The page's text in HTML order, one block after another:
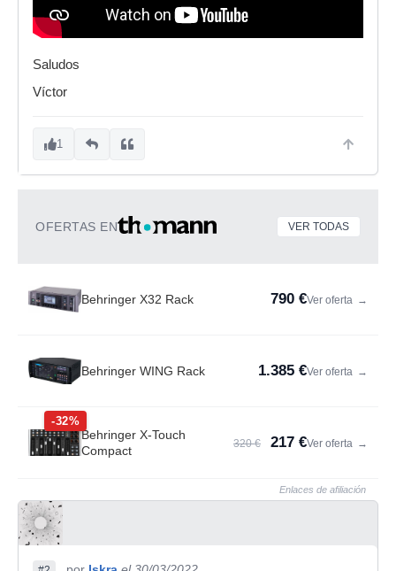
Saludos
Víctor
1
OFERTAS EN VER TODAS
Behringer X32 Rack 790 €Ver oferta →
Behringer WING Rack 1.385 €Ver oferta →
-32%
Behringer X-Touch
Compact
320 € 217 €Ver oferta →
Enlaces de afiliación